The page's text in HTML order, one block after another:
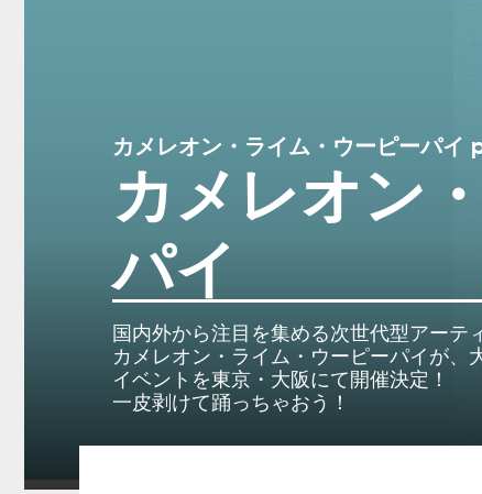
カメレオン・ライム・ウーピーパ
カメレオン
パイ
国内外から注目を集める次世代型アーテ
カメレオン・ライム・ウーピーパイが、
イベントを東京・大阪にて開催決定！
一皮剥けて踊っちゃおう！